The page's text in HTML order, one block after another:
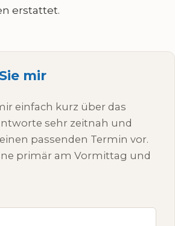
erstattet.
mir
einfach kurz über das
sehr zeitnah und
passenden Termin vor.
primär am Vormittag und